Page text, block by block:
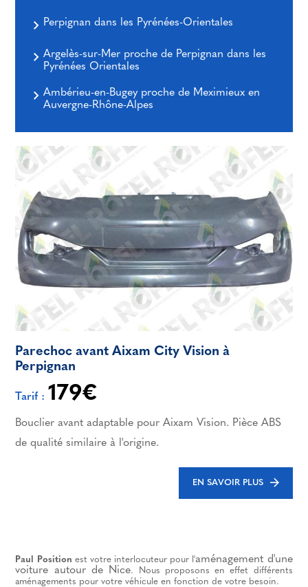
Perpignan dans les Pyrénées-Orientales
Argelès-sur-Mer proche de Perpignan dans les
Pyrénées Orientales
Ambérieu-en-Bugey proche de Meximieux en
Auvergne-Rhône-Alpes
Parechoc avant Aixam City Vision à
Perpignan
Tarif : 179€
Bouclier avant adaptable pour Aixam Vision. Pièce ABS
de qualité similaire à l'origine.
EN SAVOIR PLUS
Paul Position est votre interlocuteur pour l'aménagement d'une
voiture autour de Nice. Nous proposons en effet différents
aménagements pour votre véhicule en fonction de votre besoin.